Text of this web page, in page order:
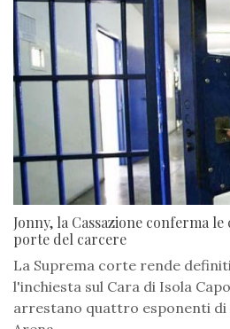
Jonny, la Cassazione conferma
porte del carcere
La Suprema corte rende
l'inchiesta sul Cara di Isola
arrestano quattro esponenti di